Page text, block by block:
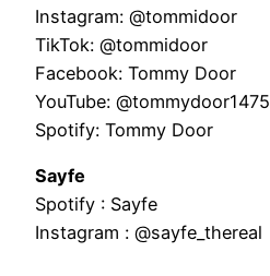
Instagram: @tommidoor
TikTok: @tommidoor
Facebook: Tommy Door
YouTube: @tommydoor1475
Spotify: Tommy Door
Sayfe
Spotify : Sayfe
Instagram : @sayfe_thereal